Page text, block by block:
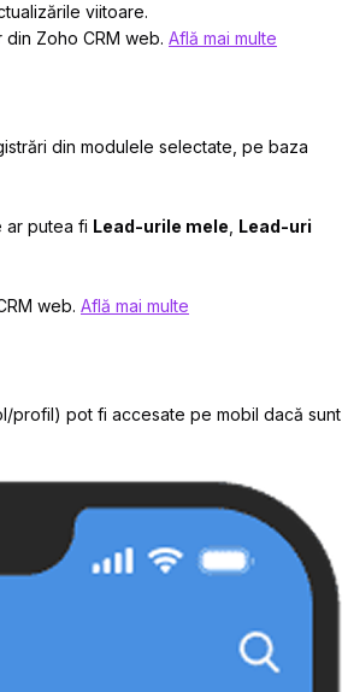
viitoare.
Zoho CRM web. Află mai multe
din modulele selectate, pe baza
ar putea fi Lead-urile mele Lead-uri
web. Află mai multe
profil) pot fi accesate pe mobil dacă sunt